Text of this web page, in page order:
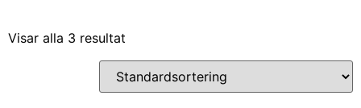
Visar alla 3 resultat